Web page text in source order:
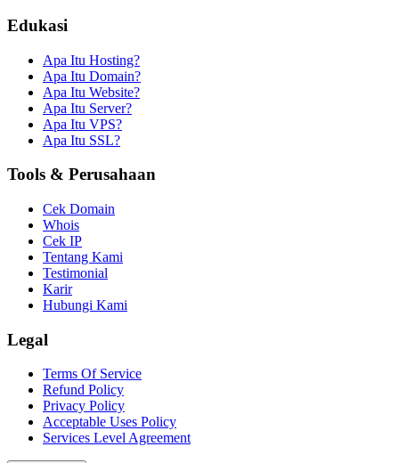
Edukasi
Apa Itu Hosting?
Apa Itu Domain?
Apa Itu Website?
Apa Itu Server?
Apa Itu VPS?
Apa Itu SSL?
Tools & Perusahaan
Cek Domain
Whois
Cek IP
Tentang Kami
Testimonial
Karir
Hubungi Kami
Legal
Terms Of Service
Refund Policy
Privacy Policy
Acceptable Uses Policy
Services Level Agreement